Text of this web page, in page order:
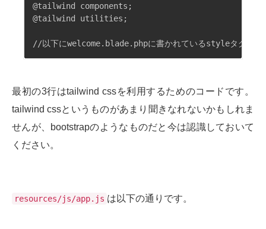
@tailwind components;
@tailwind utilities;
最初の3行はtailwind cssを利用するためのコードです。
tailwind cssというものがあまり聞きなれないかもしれま
せんが、bootstrapのようなものだと今は認識しておいて
ください。
resources/js/app.js は以下の通りです。